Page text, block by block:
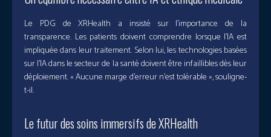
Le PDG de XRHealth a insisté sur l’importance de la
transparence. Les patients doivent comprendre lorsque l’IA est
impliquée dans leur traitement. Selon lui, les technologies basées
sur l’IA dans le secteur de la santé doivent être infaillibles dès leur
déploiement. « Aucune marge d’erreur n’est tolérable », souligne-
t-il.
Le futur des soins immersifs de XRHealth